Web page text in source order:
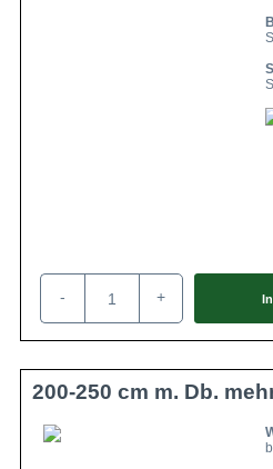
- +
200-250 cm m. Db.